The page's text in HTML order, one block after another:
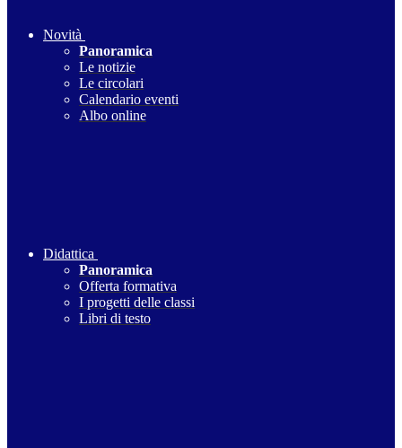
Novità
Panoramica
Le notizie
Le circolari
Calendario eventi
Albo online
Didattica
Panoramica
Offerta formativa
I progetti delle classi
Libri di testo